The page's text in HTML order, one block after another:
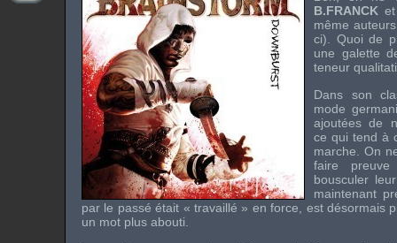
B.FRANCK
même
ci). Quoi de
une galette
teneur
Dans son
mode
ajoutées de
ce qui tend à
marche. On
faire
bousculer
maintenant
par le passé était « travaillé » en force, est désormais
un mot plus abouti.